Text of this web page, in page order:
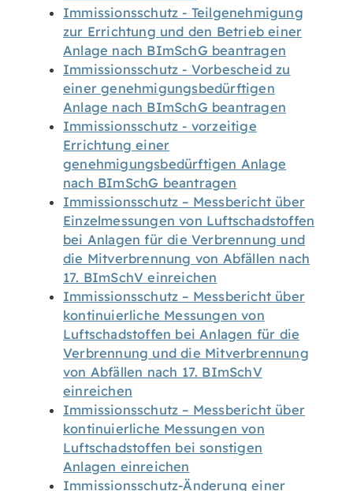
Immissionsschutz - Teilgenehmigung
zur Errichtung und den Betrieb einer
Anlage nach BImSchG beantragen
Immissionsschutz - Vorbescheid zu
einer genehmigungsbedürftigen
Anlage nach BImSchG beantragen
Immissionsschutz - vorzeitige
Errichtung einer
genehmigungsbedürftigen Anlage
nach BImSchG beantragen
Immissionsschutz – Messbericht über
Einzelmessungen von Luftschadstoffen
bei Anlagen für die Verbrennung und
die Mitverbrennung von Abfällen nach
17. BImSchV einreichen
Immissionsschutz – Messbericht über
kontinuierliche Messungen von
Luftschadstoffen bei Anlagen für die
Verbrennung und die Mitverbrennung
von Abfällen nach 17. BImSchV
einreichen
Immissionsschutz – Messbericht über
kontinuierliche Messungen von
Luftschadstoffen bei sonstigen
Anlagen einreichen
Immissionsschutz-Änderung einer